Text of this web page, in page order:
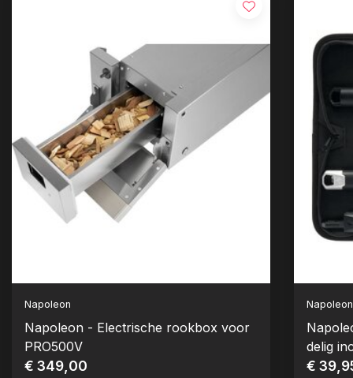
Napoleon
Napoleon - Electrische rookbox voor
PRO500V
€ 349,00
Napoleon
delig
€